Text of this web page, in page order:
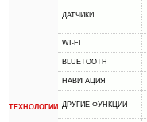
ТЕХНОЛОГИИ
ДАТЧИКИ
WI-FI
BLUETOOTH
НАВИГАЦИЯ
ДРУГИЕ ФУНКЦИИ